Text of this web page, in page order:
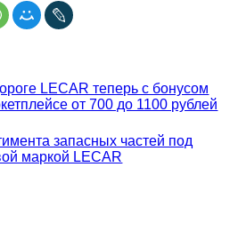
LECAR теперь с бонусом
от 700 до 1100 рублей
запасных частей под
маркой LECAR